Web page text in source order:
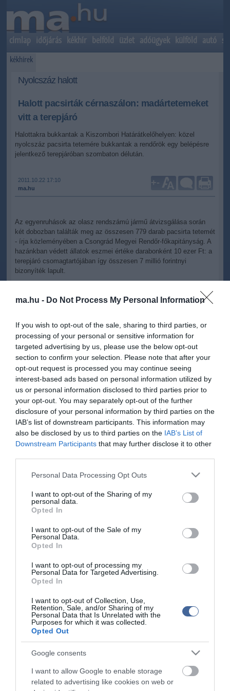
ma.hu - Do Not Process My Personal Information
If you wish to opt-out of the sale, sharing to third parties, or
processing of your personal or sensitive information for
targeted advertising by us, please use the below opt-out
section to confirm your selection. Please note that after your
opt-out request is processed you may continue seeing
interest-based ads based on personal information utilized by
us or personal information disclosed to third parties prior to
your opt-out. You may separately opt-out of the further
disclosure of your personal information by third parties on the
IAB’s list of downstream participants. This information may
also be disclosed by us to third parties on the IAB’s List of
Downstream Participants that may further disclose it to other
Please note that this website/app uses one or more Google
not limited to your visit or usage behaviour. You may click to
grant or deny consent to Google and its third-party tags to
use your data for below specified purposes in below Google
consent section.
Personal Data Processing Opt Outs
I want to opt-out of the Sharing of my
personal data.
Opted In
I want to opt-out of the Sale of my
Personal Data.
Opted In
I want to opt-out of processing my
Personal Data for Targeted Advertising.
Opted In
I want to opt-out of Collection, Use,
Retention, Sale, and/or Sharing of my
Personal Data that Is Unrelated with the
Purposes for which it was collected.
Opted Out
Google consents
I want to allow Google to enable storage
related to advertising like cookies on web or
címlap időjárás kékhír belföld üzlet adóügyek külföld autó
kékhírek
Nyolcszáz halott
Halott pacsirták cérnaszálon: madártetemeket
vitt a terepjáró
Halottakra bukkantak a Kiszombori Határátkelőhelyen: közel
nyolcszáz pacsirta tetemére bukkantak a rendőrök egy belépésre
jelentkező terepjáróban szombaton délután.
2011.10.22 17:10
ma.hu
+-
Az egyenruhások az olasz rendszámú jármű átvizsgálása során
két dobozban találták meg az összesen 779 darab pacsirta tetemét
- írja közleményében a Csongrád Megyei Rendőr-főkapitányság. A
hazánkban védett állatok eszmei értéke darabonként 10 ezer Ft: a
terepjáró csomagtartójában így összesen 7 millió forintnyi
bizonyíték lapult.
A terepjáró olasz sofőrjét és utasát – akik egyébként vadászok - a
rendőrség gyanúsítottként hallgatta ki, velük szemben
Kapcsolódó írások:
Madártetemek között utazott az olasz autós
Figyelem! A cikkhez hozzáfűzött hozzászólások nem a
tükrözik. A szerkesztőség mindössze a hírek publikációjával foglalkozik, a
Kérjük, kulturáltan, mások személyiségi jogainak és jó hírnevének tiszteletben
Nagy erőkkel keresik a szomjazó gólyát megmentő
Árpádot
kormány
Kenyában bezzeg minden zöldebb
Második világháborús német katonai motorkerékpár
bukkant elő a Dunából
A Tisza-frakció kezdeményezte, hogy jövő kedden legyen
Szomjazó gólyának adott inni egy férfi Tiszakécskénél -
megható pillanatot rögzített a kamera